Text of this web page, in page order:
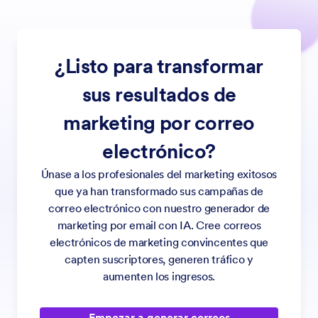
¿Listo para transformar
sus resultados de
marketing por correo
electrónico?
Únase a los profesionales del marketing exitosos
que ya han transformado sus campañas de
correo electrónico con nuestro generador de
marketing por email con IA. Cree correos
electrónicos de marketing convincentes que
capten suscriptores, generen tráfico y
aumenten los ingresos.